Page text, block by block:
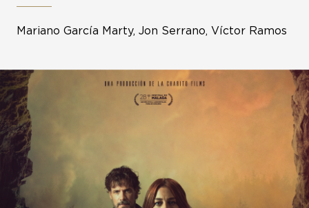
Mariano García Marty, Jon Serrano, Víctor Ramos